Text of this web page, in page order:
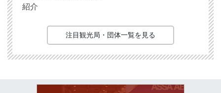
紹介
注目観光局・団体一覧を見る